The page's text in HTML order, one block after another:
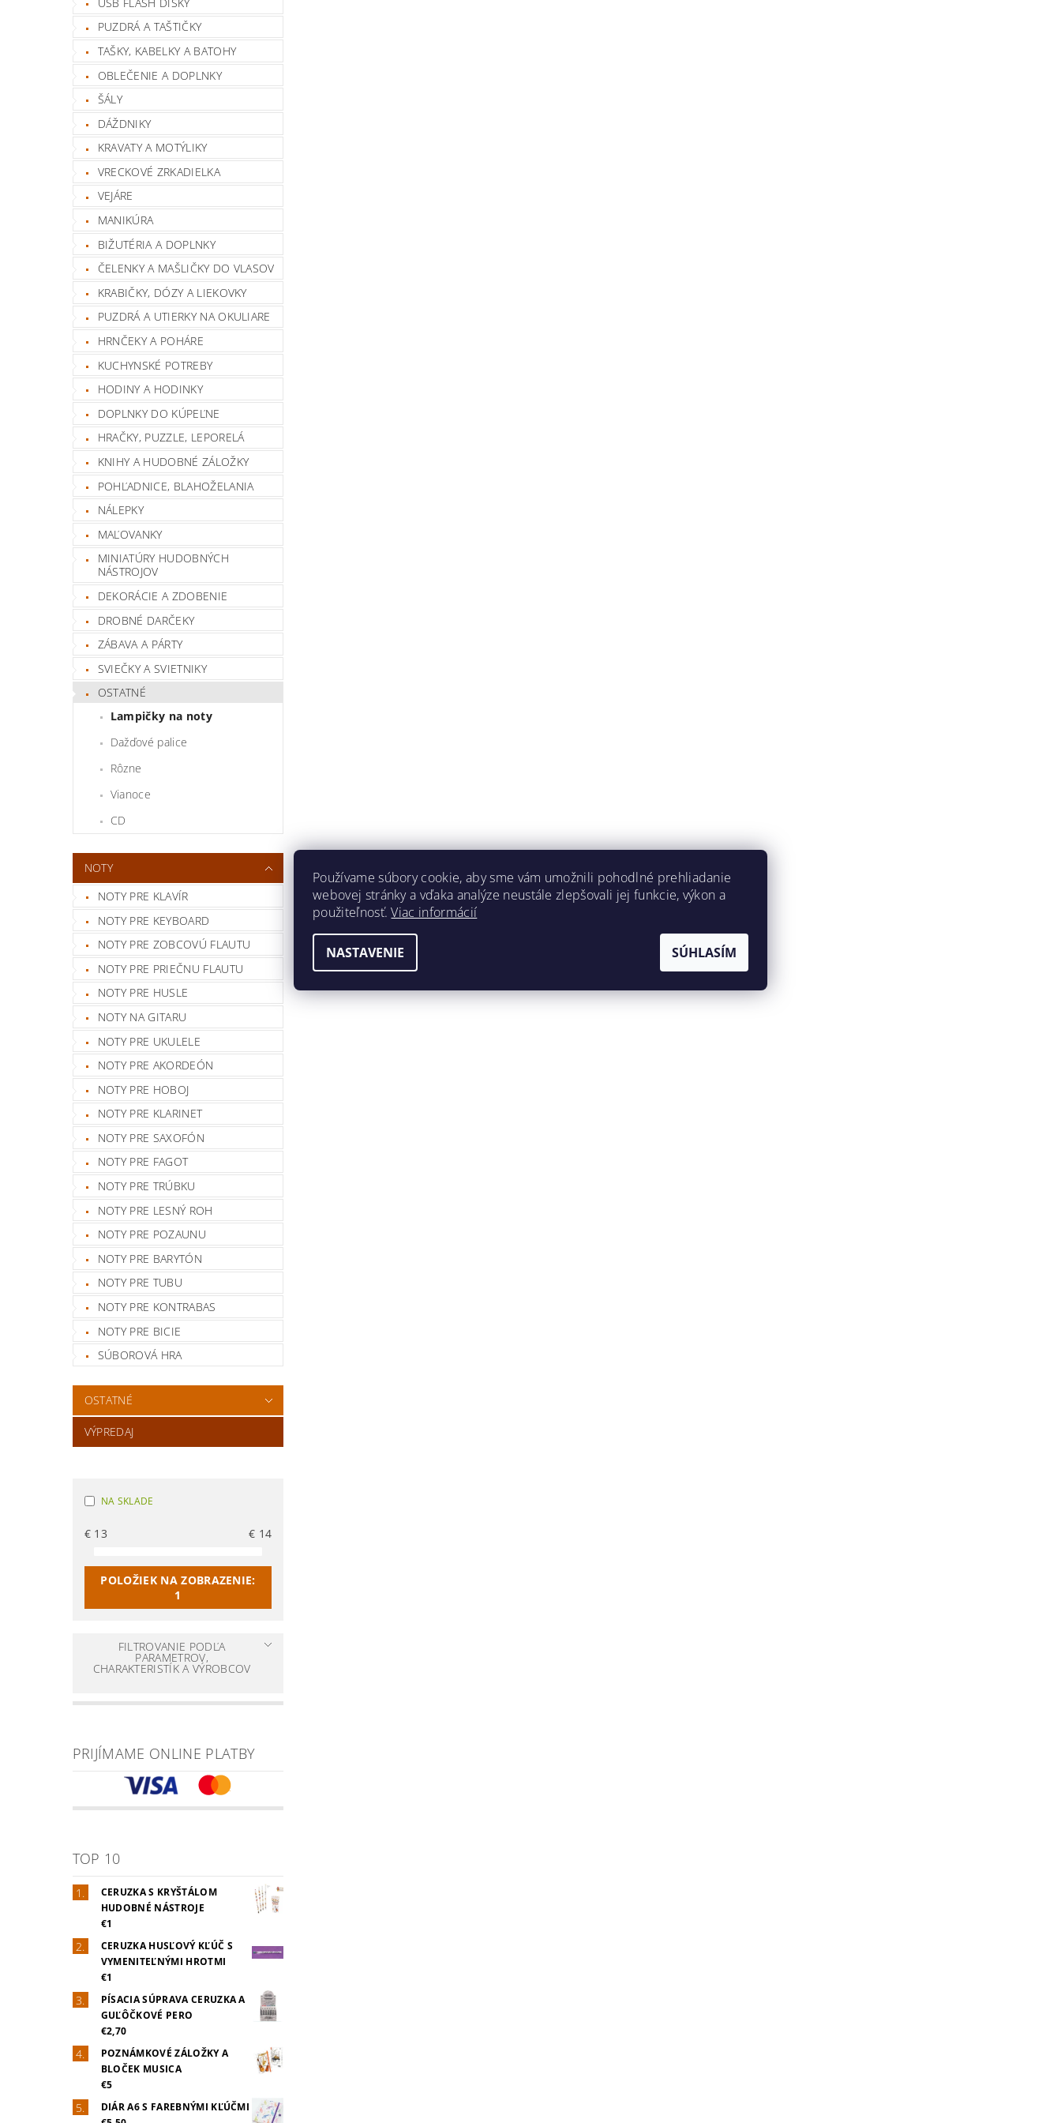
PUZDRÁ A TAŠTIČKY
TAŠKY, KABELKY A BATOHY
OBLEČENIE A DOPLNKY
ŠÁLY
DÁŽDNIKY
KRAVATY A MOTÝLIKY
VRECKOVÉ ZRKADIELKA
VEJÁRE
MANIKÚRA
BIŽUTÉRIA A DOPLNKY
ČELENKY A MAŠLIČKY DO VLASOV
KRABIČKY, DÓZY A LIEKOVKY
PUZDRÁ A UTIERKY NA OKULIARE
HRNČEKY A POHÁRE
KUCHYNSKÉ POTREBY
HODINY A HODINKY
DOPLNKY DO KÚPEĽNE
HRAČKY, PUZZLE, LEPORELÁ
KNIHY A HUDOBNÉ ZÁLOŽKY
POHĽADNICE, BLAHOŽELANIA
NÁLEPKY
MAĽOVANKY
MINIATÚRY HUDOBNÝCH
NÁSTROJOV
DEKORÁCIE A ZDOBENIE
DROBNÉ DARČEKY
ZÁBAVA A PÁRTY
SVIEČKY A SVIETNIKY
OSTATNÉ
Lampičky na noty
Dažďové palice
Rôzne
Vianoce
CD
NOTY
NOTY PRE KLAVÍR
NOTY PRE KEYBOARD
NOTY PRE ZOBCOVÚ FLAUTU
NOTY PRE PRIEČNU FLAUTU
NOTY PRE HUSLE
NOTY NA GITARU
NOTY PRE UKULELE
NOTY PRE AKORDEÓN
NOTY PRE HOBOJ
NOTY PRE KLARINET
NOTY PRE SAXOFÓN
NOTY PRE FAGOT
NOTY PRE TRÚBKU
NOTY PRE LESNÝ ROH
NOTY PRE POZAUNU
NOTY PRE BARYTÓN
NOTY PRE TUBU
NOTY PRE KONTRABAS
NOTY PRE BICIE
SÚBOROVÁ HRA
OSTATNÉ
VÝPREDAJ
NA SKLADE
€ 13 € 14
POLOŽIEK NA ZOBRAZENIE:
1
FILTROVANIE PODĽA
PARAMETROV,
CHARAKTERISTÍK A VÝROBCOV
PRIJÍMAME ONLINE PLATBY
TOP 10
CERUZKA S KRYŠTÁLOM
HUDOBNÉ NÁSTROJE
€1
CERUZKA HUSĽOVÝ KĽÚČ S
VYMENITEĽNÝMI HROTMI
€1
PÍSACIA SÚPRAVA CERUZKA A
GUĽÔČKOVÉ PERO
€2,70
POZNÁMKOVÉ ZÁLOŽKY A
BLOČEK MUSICA
€5
DIÁR A6 S FAREBNÝMI KĽÚČMI
Používame súbory cookie, aby sme vám umožnili pohodlné prehliadanie
webovej stránky a vďaka analýze neustále zlepšovali jej funkcie, výkon a
použiteľnosť.Viac informácií
NASTAVENIE SÚHLASÍM